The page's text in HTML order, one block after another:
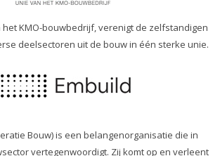
het KMO-bouwbedrijf, verenigt de zelfstandigen
deelsectoren uit de bouw in één sterke unie.
Bouw) is een belangenorganisatie die in
vertegenwoordigt. Zij komt op en verleent